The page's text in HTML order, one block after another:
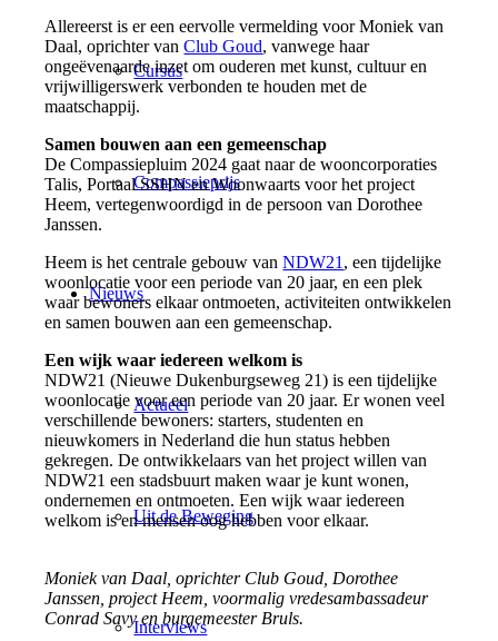
Cursus
Compassieprijs
Nieuws
Actueel
Uit de Beweging
Interviews
Allereerst is er een eervolle vermelding voor Moniek van
Daal, oprichter vanClub Goud, vanwege haar
ongeëvenaarde inzet om ouderen met kunst, cultuur en
vrijwilligerswerk verbonden te houden met de
maatschappij.
Samen bouwen aan een gemeenschap
De Compassiepluim 2024 gaat naar de wooncorporaties
Talis, Portaal SSHN en Woonwaarts voor het project
Heem, vertegenwoordigd in de persoon van Dorothee
Janssen.
Heem is het centrale gebouw vanNDW21 , een tijdelijke
woonlocatie voor een periode van 20 jaar, en een plek
waar bewoners elkaar ontmoeten, activiteiten ontwikkelen
en samen bouwen aan een gemeenschap.
Een wijk waar iedereen welkom is
NDW21 (Nieuwe Dukenburgseweg 21) is een tijdelijke
woonlocatie voor een periode van 20 jaar. Er wonen veel
verschillende bewoners: starters, studenten en
nieuwkomers in Nederland die hun status hebben
gekregen. De ontwikkelaars van het project willen van
NDW21 een stadsbuurt maken waar je kunt wonen,
ondernemen en ontmoeten. Een wijk waar iedereen
welkom is en mensen oog hebben voor elkaar.
Moniek van Daal, oprichter Club Goud, Dorothee
Janssen, project Heem, voormalig vredesambassadeur
Conrad Savy en burgemeester Bruls.